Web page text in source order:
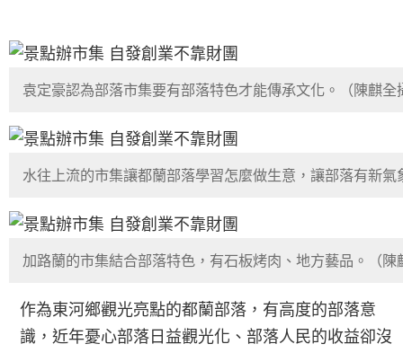
袁定豪認為部落市集要有部落特色才能傳承文化。（陳麒全
水往上流的市集讓都蘭部落學習怎麼做生意，讓部落有新氣
加路蘭的市集結合部落特色，有石板烤肉、地方藝品。（陳
作為東河鄉觀光亮點的都蘭部落，有高度的部落意
識，近年憂心部落日益觀光化、部落人民的收益卻沒